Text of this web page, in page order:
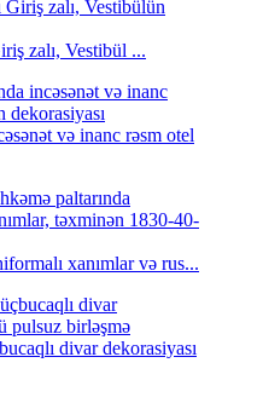
zalı, Vestibül ...
və inanc rəsm otel
xanımlar və rus...
divar dekorasiyası